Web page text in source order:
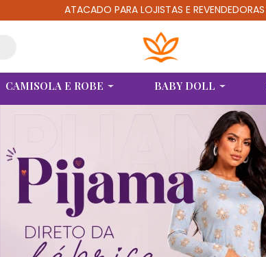
ATACADO PARA LOJISTAS E REVENDEDORAS
CAMISOLA E ROBE BABY DOLL